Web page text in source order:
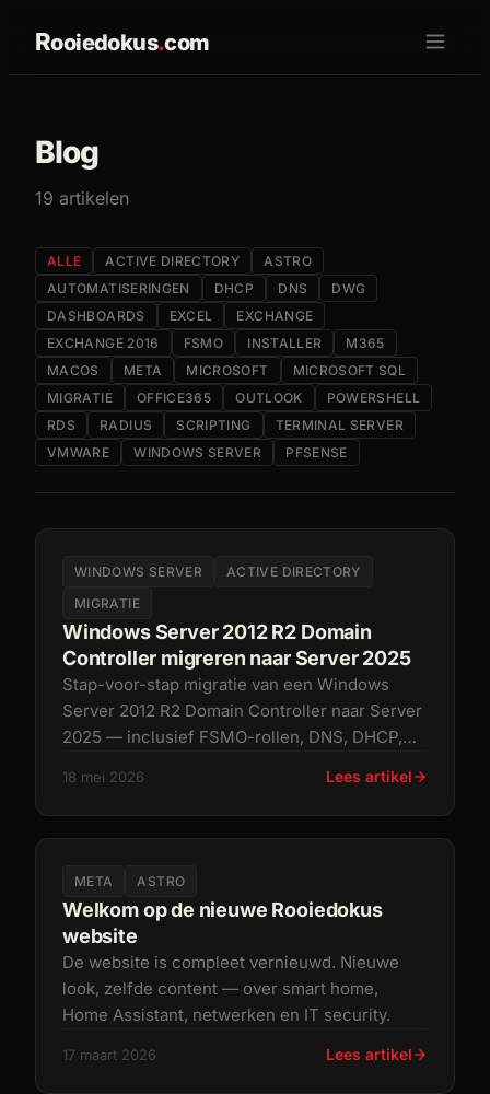
Rooiedokus.com
Blog
19 artikelen
ALLE ACTIVE DIRECTORY
ASTRO
AUTOMATISERINGEN
DHCP DNS
DWG
DASHBOARDS
EXCEL
EXCHANGE
EXCHANGE 2016
FSMO INSTALLER
M365
MACOS
META MICROSOFT
MICROSOFT SQL
MIGRATIE
OFFICE365 OUTLOOK
POWERSHELL
RDS
RADIUS SCRIPTING
TERMINAL SERVER
VMWARE
WINDOWS SERVER PFSENSE
WINDOWS SERVER
ACTIVE DIRECTORY
MIGRATIE
Windows Server 2012 R2 Domain
Controller migreren naar Server 2025
Stap-voor-stap migratie van een Windows
Server 2012 R2 Domain Controller naar Server
2025 — inclusief FSMO-rollen, DNS, DHCP,
foutmeldingen die je vroeg of laat tóch
tegenkomt.
18 mei 2026 Lees artikel
META ASTRO
Welkom op de nieuwe Rooiedokus
website
De website is compleet vernieuwd. Nieuwe
look, zelfde content — over smart home,
Home Assistant, netwerken en IT security.
17 maart 2026 Lees artikel